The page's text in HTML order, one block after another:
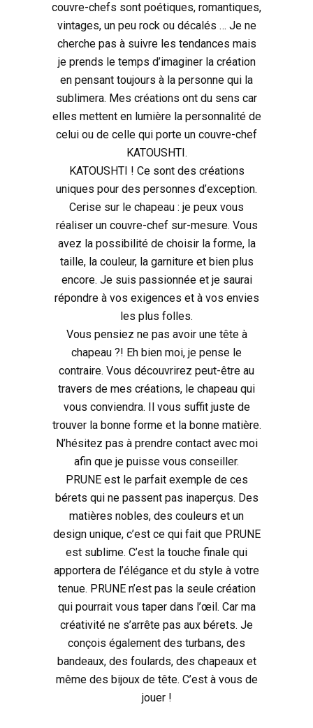
couvre-chefs sont poétiques, romantiques,
vintages, un peu rock ou décalés … Je ne
cherche pas à suivre les tendances mais
je prends le temps d’imaginer la création
en pensant toujours à la personne qui la
sublimera. Mes créations ont du sens car
elles mettent en lumière la personnalité de
celui ou de celle qui porte un couvre-chef
KATOUSHTI.
KATOUSHTI ! Ce sont des créations
uniques pour des personnes d’exception.
Cerise sur le chapeau : je peux vous
réaliser un couvre-chef sur-mesure. Vous
avez la possibilité de choisir la forme, la
taille, la couleur, la garniture et bien plus
encore. Je suis passionnée et je saurai
répondre à vos exigences et à vos envies
les plus folles.
Vous pensiez ne pas avoir une tête à
chapeau ?! Eh bien moi, je pense le
contraire. Vous découvrirez peut-être au
travers de mes créations, le chapeau qui
vous conviendra. Il vous suffit juste de
trouver la bonne forme et la bonne matière.
N’hésitez pas à prendre contact avec moi
afin que je puisse vous conseiller.
PRUNE est le parfait exemple de ces
bérets qui ne passent pas inaperçus. Des
matières nobles, des couleurs et un
design unique, c’est ce qui fait que PRUNE
est sublime. C’est la touche finale qui
apportera de l’élégance et du style à votre
tenue. PRUNE n’est pas la seule création
qui pourrait vous taper dans l’œil. Car ma
créativité ne s’arrête pas aux bérets. Je
conçois également des turbans, des
bandeaux, des foulards, des chapeaux et
même des bijoux de tête. C’est à vous de
jouer !